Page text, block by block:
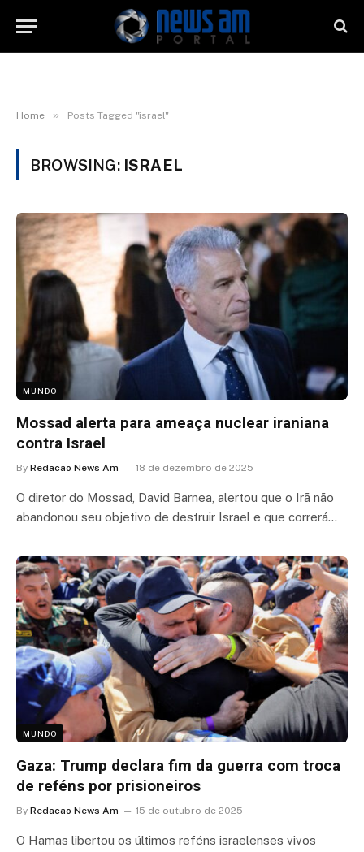
Home » Posts Tagged "israel"
BROWSING: ISRAEL
MUNDO
Mossad alerta para ameaça nuclear iraniana
contra Israel
By Redacao News Am 18 de dezembro de 2025
O diretor do Mossad, David Barnea, alertou que o Irã não
abandonou seu objetivo de destruir Israel e que correrá…
MUNDO
Gaza: Trump declara fim da guerra com troca
de reféns por prisioneiros
By Redacao News Am 15 de outubro de 2025
O Hamas libertou os últimos reféns israelenses vivos